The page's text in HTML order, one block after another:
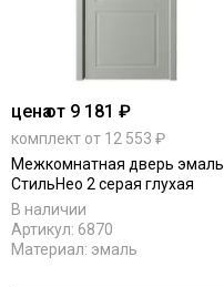
ценаот 9 181 ₽
комплект от 12 553 ₽
Межкомнатная дверь эмаль
СтильНео 2 серая глухая
В наличии
Артикул: 6870
Материал: эмаль